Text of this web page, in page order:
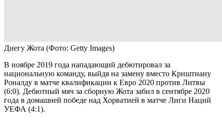
Диегу Жота (Фото: Getty Images)
В ноябре 2019 года нападающий дебютировал за
национальную команду, выйдя на замену вместо Криштиану
Роналду в матче квалификации к Евро 2020 против Литвы
(6:0). Дебютный мяч за сборную Жота забил в сентябре 2020
года в домашней победе над Хорватией в матче Лиги Наций
УЕФА (4:1).